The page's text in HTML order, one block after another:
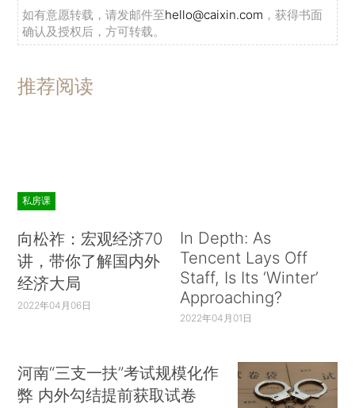
如有意愿转载，请发邮件至hello@caixin.com ，获得书面
确认及授权后，方可转载。
推荐阅读
私房课
向松祚：宏观经济70
讲，带你了解国内外
经济大局
2022年04月06日
In Depth: As
Tencent Lays Off
Staff, Is Its ‘Winter’
Approaching?
2022年04月01日
河南“三支一扶”考试规模化作
弊 内外勾结提前获取试卷